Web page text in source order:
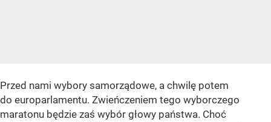
Przed nami wybory samorządowe, a chwilę potem
do europarlamentu. Zwieńczeniem tego wyborczego
maratonu będzie zaś wybór głowy państwa. Choć